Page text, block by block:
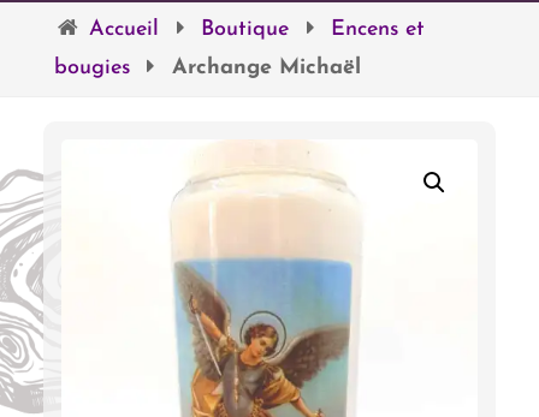
Accueil Boutique
Encens et
bougies
Archange Michaël